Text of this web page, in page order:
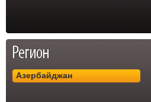
Азербайджан